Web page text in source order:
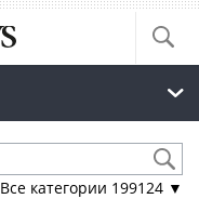
Все категории 199124 ▼